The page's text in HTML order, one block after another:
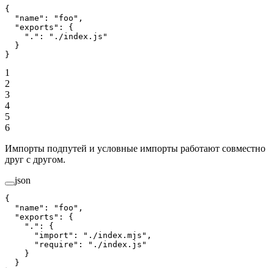
{
  "name"
: "foo" ,
  "exports"
: {
    "."
:
"./index.js"
  }
}
1
2
3
4
5
6
Импорты подпутей и условные импорты работают совместно
друг с другом.
json
{
  "name"
: "foo" ,
  "exports"
: {
    "."
: {
      "import"
: "./index.mjs" ,
      "require"
:
"./index.js"
    }
  }